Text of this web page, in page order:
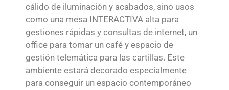
cálido de iluminación y acabados, sino usos
como una mesa INTERACTIVA alta para
gestiones rápidas y consultas de internet, un
office para tomar un café y espacio de
gestión telemática para las cartillas. Este
ambiente estará decorado especialmente
para conseguir un espacio contemporáneo